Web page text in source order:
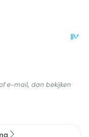
e-mail, dan bekijken